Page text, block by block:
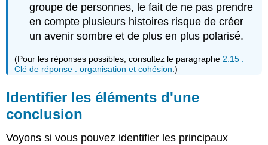
groupe de personnes, le fait de ne pas prendre
en compte plusieurs histoires risque de créer
un avenir sombre et de plus en plus polarisé.
(Pour les réponses possibles, consultez le paragraphe 2.15 :
Clé de réponse : organisation et cohésion .)
Identifier les éléments d'une
conclusion
Voyons si vous pouvez identifier les principaux